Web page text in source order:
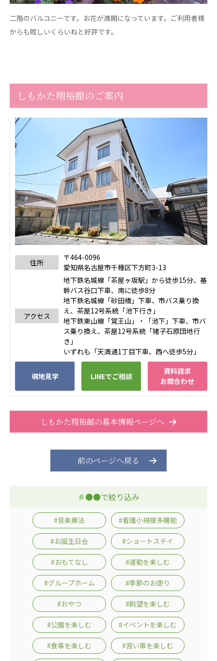
医療（共に生きる仲間達）
医療法人社団 デンタルケアコミュニティ
フォレストデンタルクリニック
医療法人 共生会
松園病院介護医療院
松園第二病院
複合ケアセンターまつぞの
医療法人社団 鴻愛会
こうのす共生病院
OKP with Life クリニック
こうのすナーシングホーム共生園
あげお共生の家
医療法人 京都翔医会
西京都病院
西京都クリニック
訪問看護ステーション秋桜
ファミリエール吉祥院
教育（共に生きる仲間達）
学校法人明星学園 関東福祉専門学校
国際医療専門学校 浦和学院高等学校
明星幼稚園 志学会高等学校
株式会社フラワーコミュニティ放送
Medicare Lead Japan
株式会社日本医科学研究所
特定非営利活動法人共生フォーラム
一般社団法人フードラボジャパン
特定非営利活動法人日本医療福祉機構
株式会社アメックファーマシー
二階のバルコニーです。お花が満開になっています。ご利用者様
からも眩しいくらいねと好評です。
しもかた翔裕館のご案内
住所
〒464-0096
愛知県名古屋市千種区下方町3-13
アクセス
地下鉄名城線「茶屋ヶ坂駅」から徒歩15分、基
幹バス谷口下車、南に徒歩8分
地下鉄名城線「砂田橋」下車、市バス乗り換
え、茶屋12号系統「池下行き」
地下鉄東山線「覚王山」・「池下」下車、市バ
ス乗り換え、茶屋12号系統「猪子石原団地行
き」
いずれも「天満通1丁目下車、西へ徒歩5分」
現地見学 LINEでご相談
資料請求
お問合わせ
しもかた翔裕館の基本情報ページへ
前のページへ戻る
＃●●で絞り込み
#音楽療法 #看護小規模多機能
#お誕生日会 #ショートステイ
#おもてなし #運動を楽しむ
#グループホーム #季節のお便り
#おやつ #眺望を楽しむ
#公園を楽しむ #イベントを楽しむ
#食事を楽しむ #習い事を楽しむ